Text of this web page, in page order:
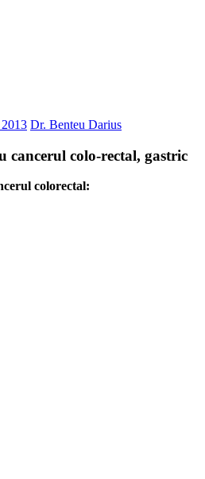
medicatia
Dr. Benteu Darius
cancerul colo-rectal, gastric
colorectal: